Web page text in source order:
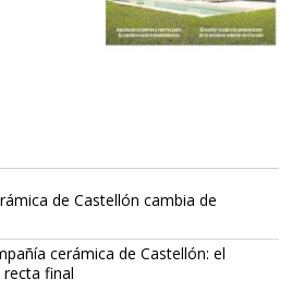
de Castellón cambia de
cerámica de Castellón: el
final